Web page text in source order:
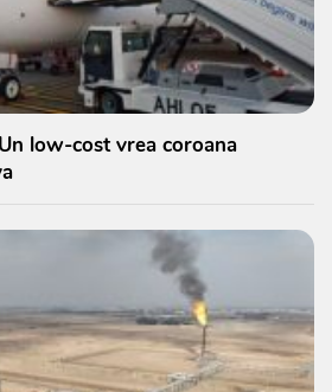
low-cost vrea coroana